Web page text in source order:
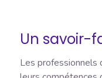
Un savoir-
Les professionnels